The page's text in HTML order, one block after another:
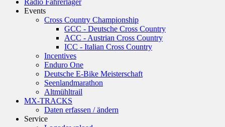
Radio Fahrerlager
Events
Cross Country Championship
GCC - Deutsche Cross Country
ACC - Austrian Cross Country
ICC - Italian Cross Country
Incentives
Enduro One
Deutsche E-Bike Meisterschaft
Seenlandmarathon
Altmühltrail
MX-TRACKS
Daten erfassen / ändern
Service